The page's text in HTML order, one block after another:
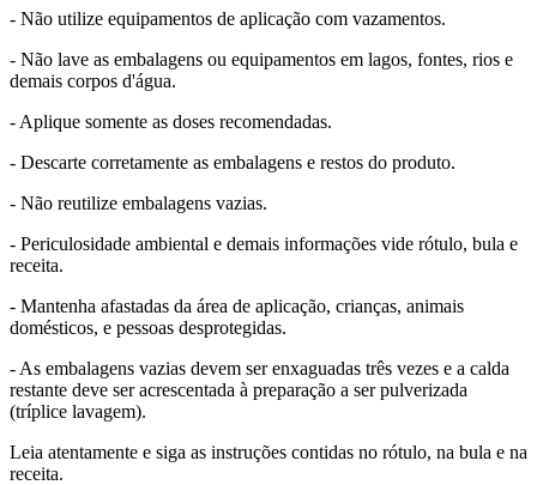
- Não utilize equipamentos de aplicação com vazamentos.
- Não lave as embalagens ou equipamentos em lagos, fontes, rios e
demais corpos d'água.
- Aplique somente as doses recomendadas.
- Descarte corretamente as embalagens e restos do produto.
- Não reutilize embalagens vazias.
- Periculosidade ambiental e demais informações vide rótulo, bula e
receita.
- Mantenha afastadas da área de aplicação, crianças, animais
domésticos, e pessoas desprotegidas.
- As embalagens vazias devem ser enxaguadas três vezes e a calda
restante deve ser acrescentada à preparação a ser pulverizada
(tríplice lavagem).
Leia atentamente e siga as instruções contidas no rótulo, na bula e na
receita.